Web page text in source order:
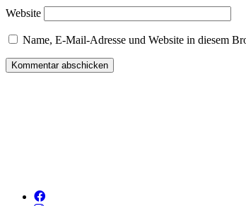
Website
Name, E-Mail-Adresse und Website in diesem